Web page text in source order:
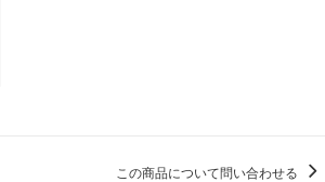
この商品について問い合わせる